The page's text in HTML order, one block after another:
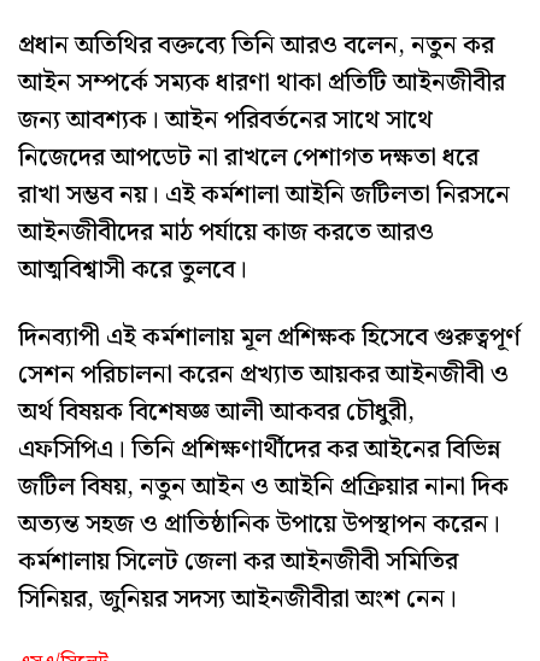
‎প্রধান অতিথির বক্তব্যে তিনি আরও বলেন, নতুন কর
আইন সম্পর্কে সম্যক ধারণা থাকা প্রতিটি আইনজীবীর
জন্য আবশ্যক। আইন পরিবর্তনের সাথে সাথে
নিজেদের আপডেট না রাখলে পেশাগত দক্ষতা ধরে
রাখা সম্ভব নয়। এই কর্মশালা আইনি জটিলতা নিরসনে
আইনজীবীদের মাঠ পর্যায়ে কাজ করতে আরও
আত্মবিশ্বাসী করে তুলবে।
‎‎দিনব্যাপী এই কর্মশালায় মূল প্রশিক্ষক হিসেবে গুরুত্বপূর্ণ
সেশন পরিচালনা করেন প্রখ্যাত আয়কর আইনজীবী ও
অর্থ বিষয়ক বিশেষজ্ঞ আলী আকবর চৌধুরী,
এফসিপিএ। তিনি প্রশিক্ষণার্থীদের কর আইনের বিভিন্ন
জটিল বিষয়, নতুন আইন ও আইনি প্রক্রিয়ার নানা দিক
অত্যন্ত সহজ ও প্রাতিষ্ঠানিক উপায়ে উপস্থাপন করেন।
‎কর্মশালায় সিলেট জেলা কর আইনজীবী সমিতির
সিনিয়র, জুনিয়র সদস্য আইনজীবীরা অংশ নেন।